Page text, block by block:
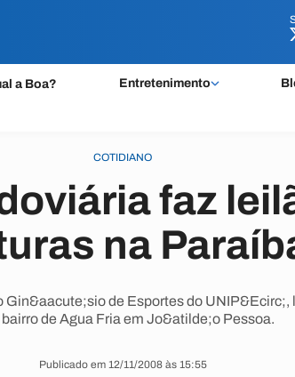
a Boa? Entretenimento
COTIDIANO
faz
na
Gin&aacute;sio de Esportes do
bairro de Agua Fria em Jo&atilde;o Pessoa.
Publicado em 12/11/2008 às 15:55